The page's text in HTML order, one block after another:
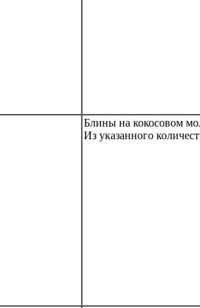
Блины на кокосовом
Из указанного